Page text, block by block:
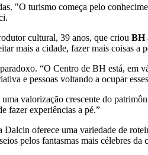
"O turismo começa pelo
cultural, 39 anos, que criou BH
mais a cidade, fazer mais coisas a
“O Centro de BH está, em
e pessoas voltando a ocupar
valorização crescente do
fazer experiências a pé.”
Dalcin oferece uma variedade de
pelos fantasmas mais célebres da